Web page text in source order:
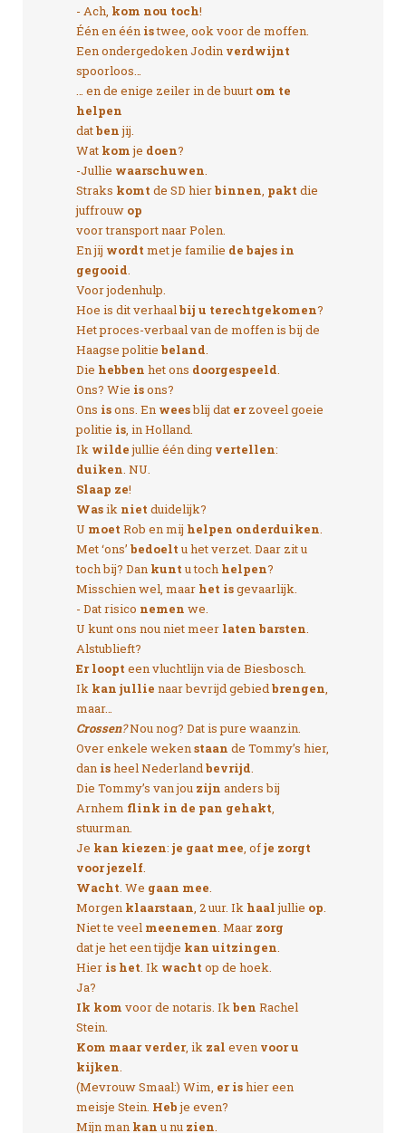
- Ach, kom nou toch!
Één en één istwee, ook voor de moffen.
Een ondergedoken Jodin verdwijnt
spoorloos…
… en de enige zeiler in de buurt om te
helpen
datbenjij.
Wat komje doen?
-Jullie waarschuwen
Straks komt de SD hierbinnen pakt die
juffrouw op
voor transport naar Polen.
En jij wordt met je familie de bajes in
gegooid
Voor jodenhulp.
Hoe is dit verhaal bij u terechtgekomen?
Het proces-verbaal van de moffen is bij de
Haagse politie beland
Die hebben het ons doorgespeeld
Ons? Wie isons?
Ons isons. En weesblij dat erzoveel goeie
politie is , in Holland.
Ik wildejullie één ding vertellen:
duiken . NU.
Slaap ze!
Wasik niet duidelijk?
U moet Rob en mij helpen onderduiken
Met ‘ons’ bedoelt u het verzet. Daar zit u
toch bij? Dan kunt u toch helpen?
Misschien wel, maar het isgevaarlijk.
- Dat risico nemen we.
U kunt ons nou niet meer laten barsten
Alstublieft?
Er loopt een vluchtlijn via de Biesbosch.
Ik kan jullie naar bevrijd gebied brengen
maar…
Crossen?Nou nog? Dat is pure waanzin.
Over enkele weken staan de Tommy’s hier,
dan isheel Nederland bevrijd
Die Tommy’s van jou zijn anders bij
Arnhem flink in de pan gehakt
stuurman.
Je kan kiezen: je gaat mee , ofje zorgt
voor jezelf
Wacht . We gaan mee
Morgen klaarstaan , 2 uur. Ik haaljullie op
Niet te veel meenemen . Maar zorg
dat je het een tijdje kan uitzingen
Hier is het . Ik wacht op de hoek.
Ja?
Ik kom voor de notaris. Ik ben Rachel
Stein.
Kom maar verder, ik zal even voor u
kijken
(Mevrouw Smaal:) Wim, er ishier een
meisje Stein. Hebje even?
Mijn man kan u nu zien